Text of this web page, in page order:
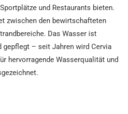
und Restaurants bieten.
zwischen den bewirtschafteten
Das Wasser ist
gepflegt – seit Jahren wird Cervia
hervorragende Wasserqualität und